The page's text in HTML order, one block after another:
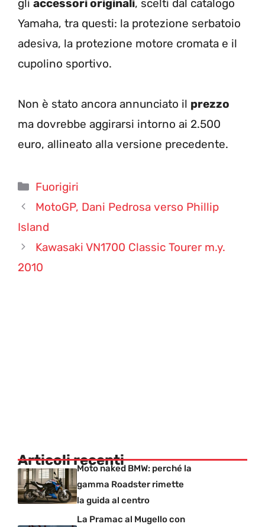
gli accessori originali, scelti dal catalogo
Yamaha, tra questi: la protezione serbatoio
adesiva, la protezione motore cromata e il
cupolino sportivo.
Non è stato ancora annunciato il prezzo
ma dovrebbe aggirarsi intorno ai 2.500
euro, allineato alla versione precedente.
Categorie
Fuorigiri
MotoGP, Dani Pedrosa verso Phillip
Island
Kawasaki VN1700 Classic Tourer m.y.
2010
Articoli recentiMoto naked BMW: perché la
gamma Roadster rimette
la guida al centro
La Pramac al Mugello con